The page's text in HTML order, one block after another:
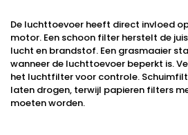
De luchttoevoer heeft direct invloed
motor. Een schoon filter herstelt de
lucht en brandstof. Een grasmaaier
wanneer de luchttoevoer beperkt is.
het luchtfilter voor controle.
laten drogen, terwijl papieren filters
moeten worden.